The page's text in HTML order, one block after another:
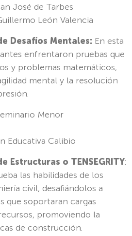
José de Tarbes
León Valencia
Desafíos Mentales: En esta
enfrentaron pruebas que
y problemas matemáticos,
mental y la resolución
Menor
Educativa Calibio
Estructuras o TENSEGRITY:
las habilidades de los
civil, desafiándolos a
que soportaran cargas
promoviendo la
de construcción.